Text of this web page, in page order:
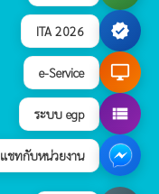
ITA 2026 verified
e-Service desktop_windows
ระบบ egp view_list
แชทกับหน่วยงาน